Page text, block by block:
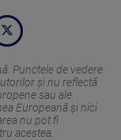
Punctele de vedere
și nu reflectă
sau ale
Europeană și nici
nu pot fi
acestea.